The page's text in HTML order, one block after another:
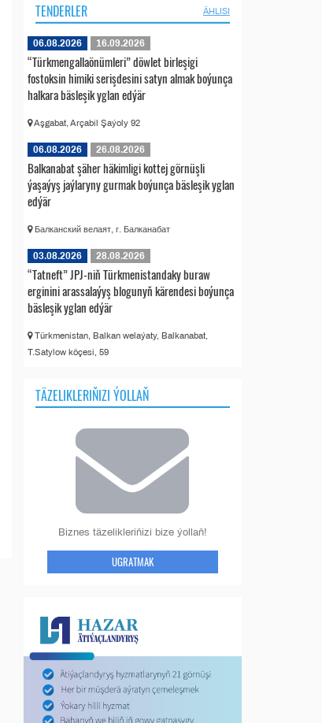
TENDERLER ÄHLISI
06.08.2026 16.09.2026
“Türkmengallaönümleri” döwlet birleşigi
fostoksin himiki serişdesini satyn almak boýunça
halkara bäsleşik yglan edýär
Aşgabat, Arçabil Şaýoly 92
06.08.2026 26.08.2026
Balkanabat şäher häkimligi kottej görnüşli
ýaşaýyş jaýlaryny gurmak boýunça bäsleşik yglan
edýär
Балканский велаят, г. Балканабат
03.08.2026 28.08.2026
“Tatneft” JPJ-niň Türkmenistandaky buraw
erginini arassalaýyş blogunyň kärendesi boýunça
bäsleşik yglan edýär
Türkmenistan, Balkan welaýaty, Balkanabat,
T.Satylow köçesi, 59
TÄZELIKLERIŇIZI ÝOLLAŇ
Biznes täzelikleriňizi bize ýollaň!
UGRATMAK